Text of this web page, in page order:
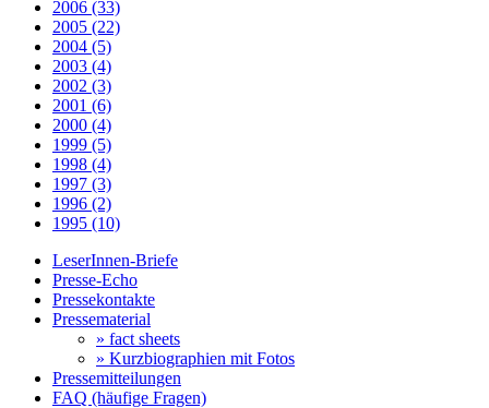
2006 (33)
2005 (22)
2004 (5)
2003 (4)
2002 (3)
2001 (6)
2000 (4)
1999 (5)
1998 (4)
1997 (3)
1996 (2)
1995 (10)
LeserInnen-Briefe
Presse-Echo
Pressekontakte
Pressematerial
» fact sheets
» Kurzbiographien mit Fotos
Pressemitteilungen
FAQ (häufige Fragen)